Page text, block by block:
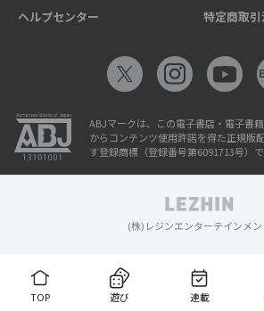
TOP 遊び 連載
ヘルプセンター 特定商取
ABJマークは、この電子書店・電子書
からコンテンツ使用許諾を得た正規版
す登録商標（登録番号第6091713号）で
(株)レジンエンターテインメン